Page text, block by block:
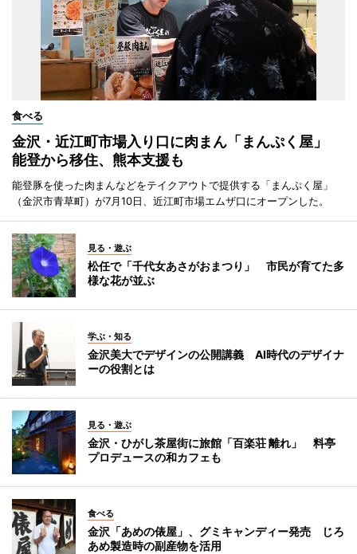
食べる
金沢・近江町市場入り口に肉まん「まんぷく屋」
能登から移住、熊本支援も
能登豚を使った肉まんなどをテイクアウトで提供する「まんぷく屋」
（金沢市青草町）が7月10日、近江町市場エムザ口にオープンした。
見る・遊ぶ
松任で「千代女あさがおまつり」 市民が育てた多
様な花が並ぶ
学ぶ・知る
金沢美大でデザインの公開講義 AI時代のデザイナ
ーの役割とは
見る・遊ぶ
金沢・ひがし茶屋街に旅館「百楽荘 離れ」 料亭
プロデュースの和カフェも
食べる
金沢「あめの俵屋」、グミキャンディー発売 じろ
あめ製造時の副産物を活用